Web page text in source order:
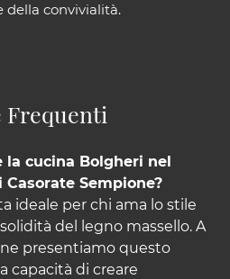
della convivialità.
Frequenti
la cucina Bolgheri nel
Sempione?
ideale per chi ama lo stile
del legno massello. A
presentiamo questo
capacità di creare